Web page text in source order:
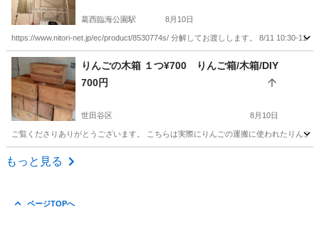
葛西臨海公園駅 8月10日
https://www.nitori-net.jp/ec/product/8530774s/ 分解してお渡しします。 8/11 10:30-
東京 江戸川区 葛西臨海公園駅 洗濯用品
りんごの木箱 １つ¥700 りんご箱/木箱/DIY
700円
世田谷区 8月10日
ご覧くださりありがとうございます。 こちらは実際にりんごの運搬に使われたりん
東京 世田谷区
もっと見る
ページTOPへ